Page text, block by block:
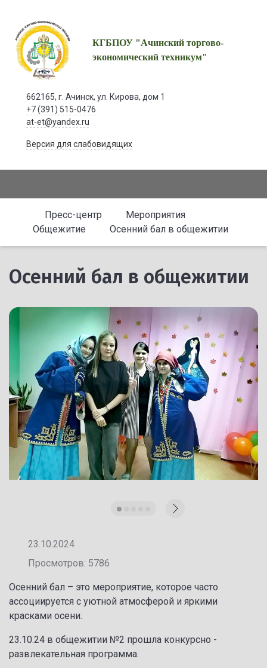
КГБПОУ "Ачинский торгово-
экономический техникум"
662165, г. Ачинск, ул. Кирова, дом 1
+7 (391) 515-0476
at-et@yandex.ru
Версия для слабовидящих
Пресс-центр
Мероприятия
Общежитие
Осенний бал в общежитии
Осенний бал в общежитии
23.10.2024
Просмотров: 5786
Осенний бал – это мероприятие, которое часто
ассоциируется с уютной атмосферой и яркими
красками осени.
23.10.24 в общежитии №2 прошла конкурсно -
развлекательная программа.